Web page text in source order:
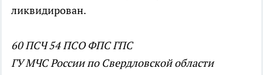
ликвидирован.
60 ПСЧ 54 ПСО ФПС ГПС
ГУ МЧС России по Свердловской области